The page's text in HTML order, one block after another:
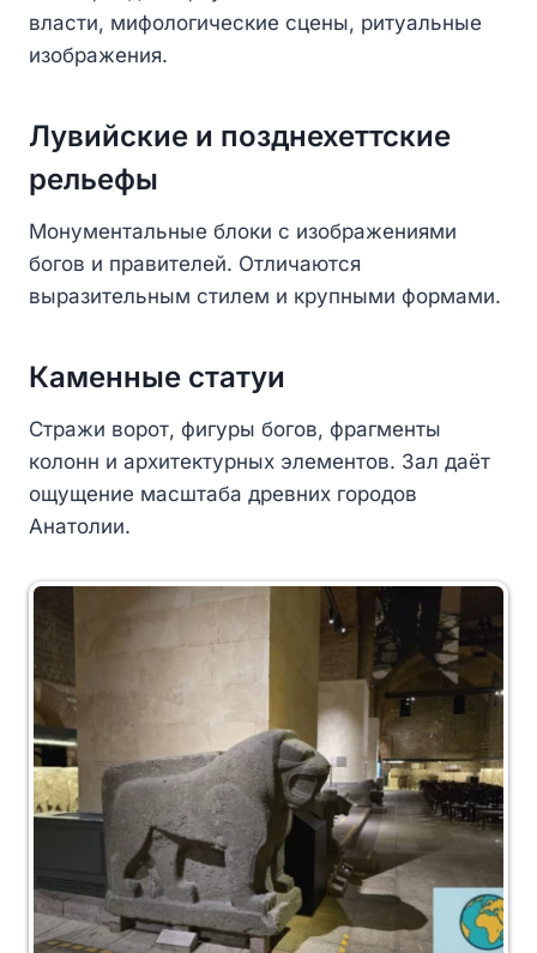
власти, мифологические сцены, ритуальные
изображения.
Лувийские и позднехеттские
рельефы
Монументальные блоки с изображениями
богов и правителей. Отличаются
выразительным стилем и крупными формами.
Каменные статуи
Стражи ворот, фигуры богов, фрагменты
колонн и архитектурных элементов. Зал даёт
ощущение масштаба древних городов
Анатолии.